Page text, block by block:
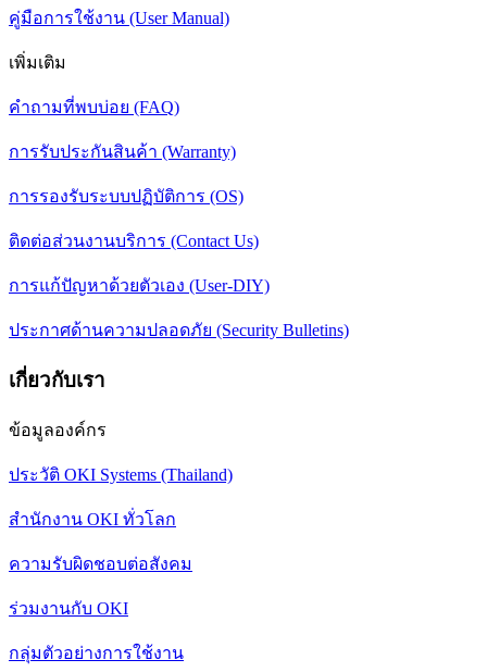
คู่มือการใช้งาน (User Manual)
เพิ่มเติม
คำถามที่พบบ่อย (FAQ)
การรับประกันสินค้า (Warranty)
การรองรับระบบปฏิบัติการ (OS)
ติดต่อส่วนงานบริการ (Contact Us)
การแก้ปัญหาด้วยตัวเอง (User-DIY)
ประกาศด้านความปลอดภัย (Security Bulletins)
เกี่ยวกับเรา
ข้อมูลองค์กร
ประวัติ OKI Systems (Thailand)
สำนักงาน OKI ทั่วโลก
ความรับผิดชอบต่อสังคม
ร่วมงานกับ OKI
กลุ่มตัวอย่างการใช้งาน